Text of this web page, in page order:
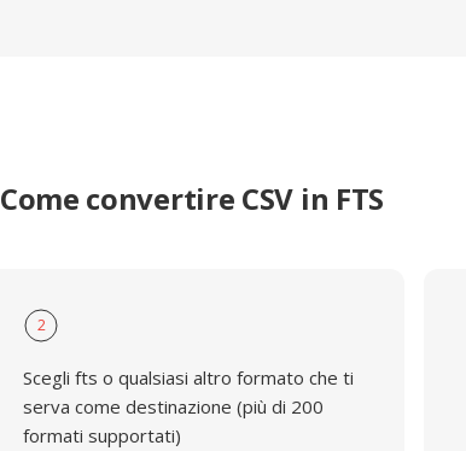
Come convertire CSV in FTS
2
Scegli fts o qualsiasi altro formato che ti
serva come destinazione (più di 200
formati supportati)